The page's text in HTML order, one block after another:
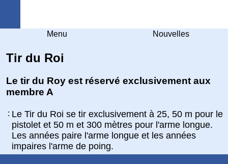
Menu Nouvelles
Tir du Roi
Le tir du Roy est réservé exclusivement aux
membre A
: Le Tir du Roi se tir exclusivement à 25, 50 m pour le
pistolet et 50 m et 300 mètres pour l'arme longue.
Les années paire l'arme longue et les années
impaires l'arme de poing.